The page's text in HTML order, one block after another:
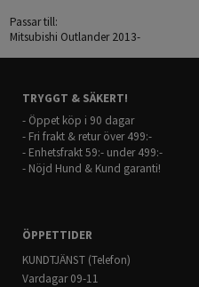
Passar till:
Mitsubishi Outlander 2013-
TRYGGT & SÄKERT!
- Öppet köp i 90 dagar
- Fri frakt & retur över 499:-
- Enhetsfrakt 59:- under 499:-
- Nöjd Hund & Kund garanti!
ÖPPETTIDER
KUNDTJÄNST (Telefon)
Vardagar 09-11